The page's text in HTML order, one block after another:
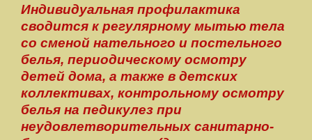
Индивидуальная профилактика
сводится к регулярному мытью тела
со сменой нательного и постельного
белья, периодическому осмотру
детей дома, а также в детских
коллективах, контрольному осмотру
белья на педикулез при
неудовлетворительных санитарно-